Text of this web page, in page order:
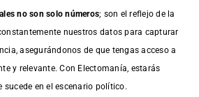
no son solo números; son el reflejo de la
nuestros datos para capturar
asegurándonos de que tengas acceso a
y relevante. Con Electomanía, estarás
en el escenario político.